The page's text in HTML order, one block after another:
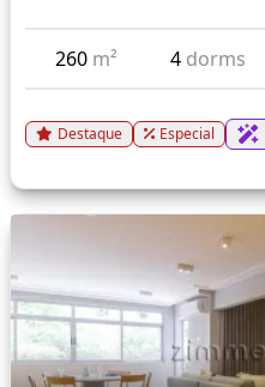
260 m² 4 dorms
Destaque Especial